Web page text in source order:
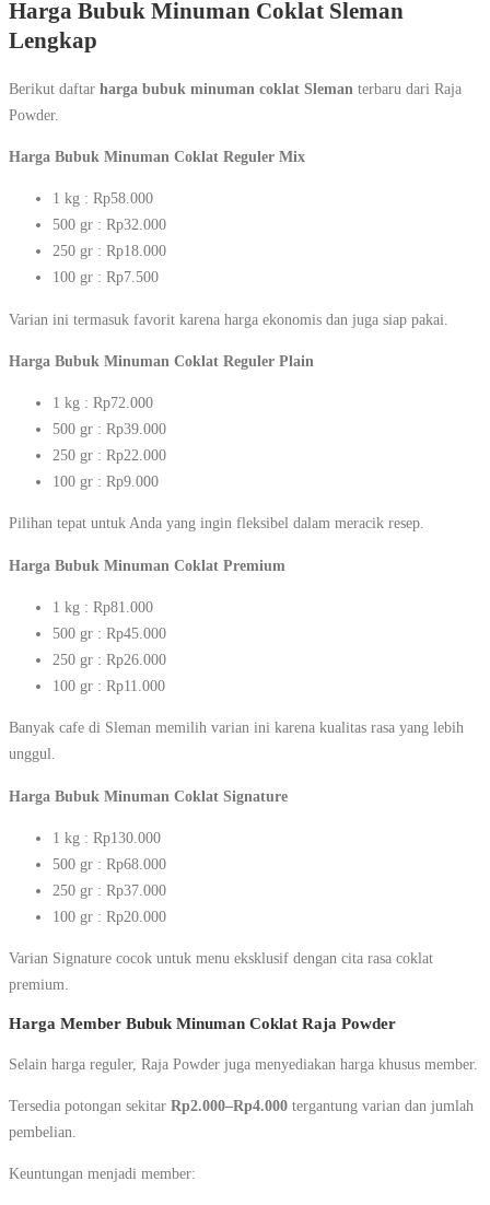
Harga Bubuk Minuman Coklat Sleman
Lengkap
Berikut daftar harga bubuk minuman coklat Sleman terbaru dari Raja
Powder.
Harga Bubuk Minuman Coklat Reguler Mix
1 kg : Rp58.000
500 gr : Rp32.000
250 gr : Rp18.000
100 gr : Rp7.500
Varian ini termasuk favorit karena harga ekonomis dan juga siap pakai.
Harga Bubuk Minuman Coklat Reguler Plain
1 kg : Rp72.000
500 gr : Rp39.000
250 gr : Rp22.000
100 gr : Rp9.000
Pilihan tepat untuk Anda yang ingin fleksibel dalam meracik resep.
Harga Bubuk Minuman Coklat Premium
1 kg : Rp81.000
500 gr : Rp45.000
250 gr : Rp26.000
100 gr : Rp11.000
Banyak cafe di Sleman memilih varian ini karena kualitas rasa yang lebih
unggul.
Harga Bubuk Minuman Coklat Signature
1 kg : Rp130.000
500 gr : Rp68.000
250 gr : Rp37.000
100 gr : Rp20.000
Varian Signature cocok untuk menu eksklusif dengan cita rasa coklat
premium.
Harga Member Bubuk Minuman Coklat Raja Powder
Selain harga reguler, Raja Powder juga menyediakan harga khusus member.
Tersedia potongan sekitar Rp2.000–Rp4.000 tergantung varian dan jumlah
pembelian.
Keuntungan menjadi member: